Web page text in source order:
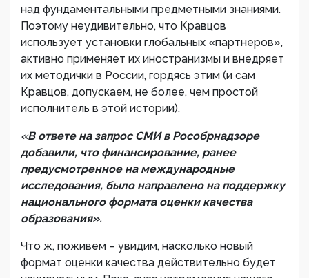
над фундаментальными предметными знаниями.
Поэтому неудивительно, что Кравцов
использует установки глобальных «партнеров»,
активно применяет их иностранизмы и внедряет
их методички в России, гордясь этим (и сам
Кравцов, допускаем, не более, чем простой
исполнитель в этой истории).
«В ответе на запрос СМИ в Рособрнадзоре
добавили, что финансирование, ранее
предусмотренное на международные
исследования, было направлено на поддержку
национального формата оценки качества
образования».
Что ж, поживем – увидим, насколько новый
формат оценки качества действительно будет